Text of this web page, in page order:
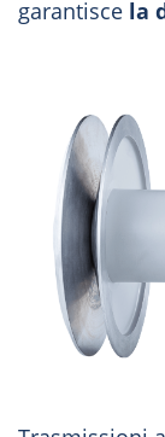
garantisce la